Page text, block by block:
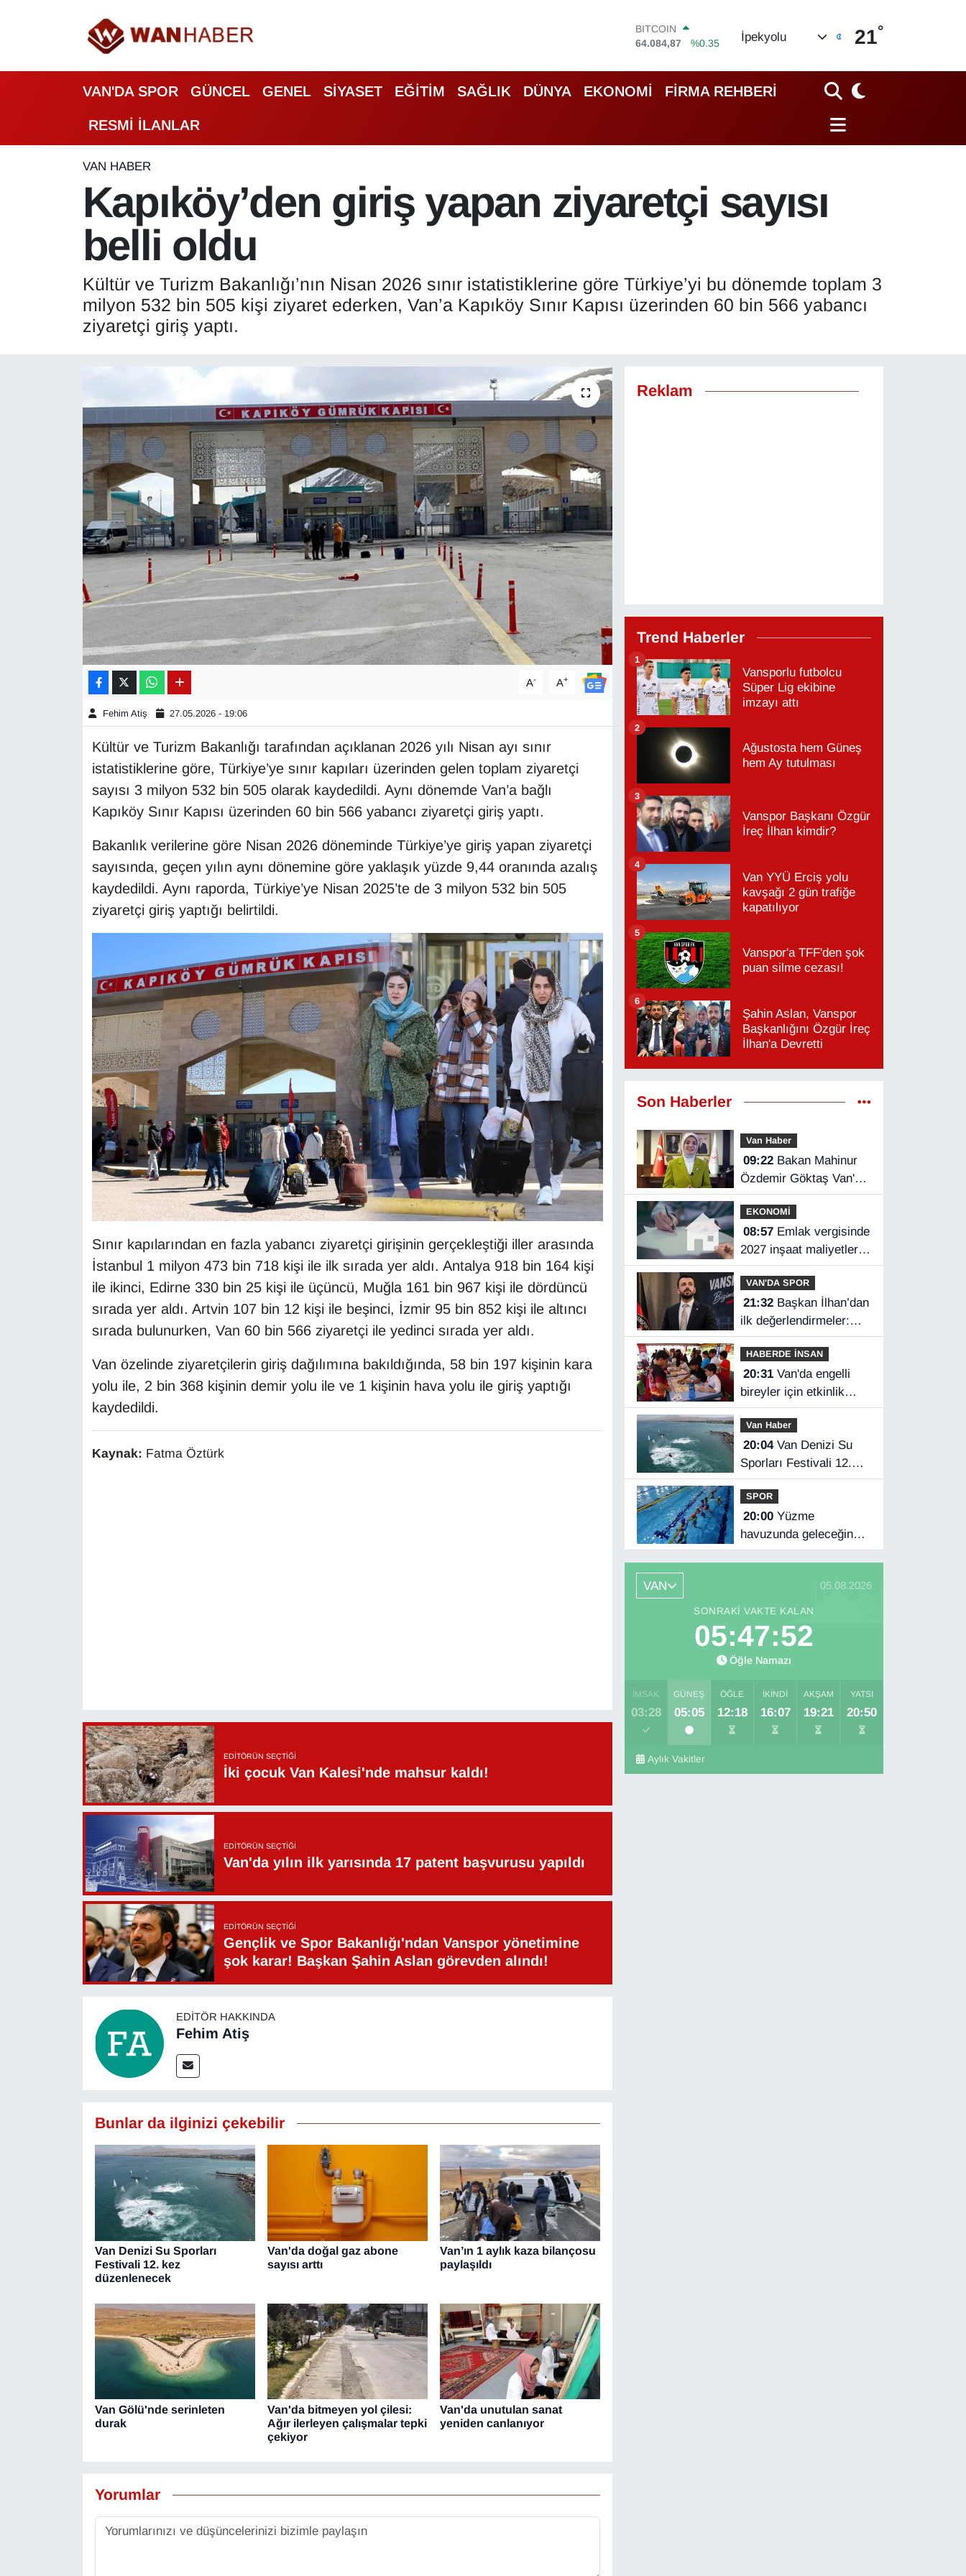
DOLAR
47,5760
%0.1
55,0126
%0.29
STERLİN
64,1794
%0.29
BİST100
64.084,87
%0.35
İpekyolu 21°
VAN'DA SPOR GÜNCEL GENEL SİYASET EĞİTİM SAĞLIK DÜNYA EKONOMİ FİRMA REHBERİ
RESMİ İLANLAR
VAN HABER
Kapıköy’den giriş yapan ziyaretçi sayısı
belli oldu
Kültür ve Turizm Bakanlığı’nın Nisan 2026 sınır istatistiklerine göre Türkiye’yi bu dönemde toplam 3
milyon 532 bin 505 kişi ziyaret ederken, Van’a Kapıköy Sınır Kapısı üzerinden 60 bin 566 yabancı
ziyaretçi giriş yaptı.
A- A+
Fehim Atiş 27.05.2026 - 19:06
Kültür ve Turizm Bakanlığı tarafından açıklanan 2026 yılı Nisan ayı sınır
istatistiklerine göre, Türkiye’ye sınır kapıları üzerinden gelen toplam ziyaretçi
sayısı 3 milyon 532 bin 505 olarak kaydedildi. Aynı dönemde Van’a bağlı
Kapıköy Sınır Kapısı üzerinden 60 bin 566 yabancı ziyaretçi giriş yaptı.
Bakanlık verilerine göre Nisan 2026 döneminde Türkiye’ye giriş yapan ziyaretçi
sayısında, geçen yılın aynı dönemine göre yaklaşık yüzde 9,44 oranında azalış
kaydedildi. Aynı raporda, Türkiye’ye Nisan 2025’te de 3 milyon 532 bin 505
ziyaretçi giriş yaptığı belirtildi.
Sınır kapılarından en fazla yabancı ziyaretçi girişinin gerçekleştiği iller arasında
İstanbul 1 milyon 473 bin 718 kişi ile ilk sırada yer aldı. Antalya 918 bin 164 kişi
ile ikinci, Edirne 330 bin 25 kişi ile üçüncü, Muğla 161 bin 967 kişi ile dördüncü
sırada yer aldı. Artvin 107 bin 12 kişi ile beşinci, İzmir 95 bin 852 kişi ile altıncı
sırada bulunurken, Van 60 bin 566 ziyaretçi ile yedinci sırada yer aldı.
Van özelinde ziyaretçilerin giriş dağılımına bakıldığında, 58 bin 197 kişinin kara
yolu ile, 2 bin 368 kişinin demir yolu ile ve 1 kişinin hava yolu ile giriş yaptığı
kaydedildi.
Kaynak: Fatma Öztürk
EDITÖRÜN SEÇTIĞI
İki çocuk Van Kalesi'nde mahsur kaldı!
EDITÖRÜN SEÇTIĞI
Van'da yılın ilk yarısında 17 patent başvurusu yapıldı
EDITÖRÜN SEÇTIĞI
Gençlik ve Spor Bakanlığı'ndan Vanspor yönetimine
şok karar! Başkan Şahin Aslan görevden alındı!
EDITÖR HAKKINDA
Fehim Atiş
Bunlar da ilginizi çekebilir
Van Denizi Su Sporları
Festivali 12. kez
düzenlenecek
Van'da doğal gaz abone
sayısı arttı
Van’ın 1 aylık kaza bilançosu
paylaşıldı
Van Gölü'nde serinleten
durak
Van'da bitmeyen yol çilesi:
Ağır ilerleyen çalışmalar tepki
çekiyor
Van'da unutulan sanat
yeniden canlanıyor
Yorumlar
Reklam
Trend Haberler
Vansporlu futbolcu
Süper Lig ekibine
imzayı attı
1
Ağustosta hem Güneş
hem Ay tutulması
2
Vanspor Başkanı Özgür
İreç İlhan kimdir?
3
Van YYÜ Erciş yolu
kavşağı 2 gün trafiğe
kapatılıyor
4
Vanspor'a TFF'den şok
puan silme cezası!
5
Şahin Aslan, Vanspor
Başkanlığını Özgür İreç
İlhan'a Devretti
6
Son Haberler
Van Haber
09:22Bakan Mahinur
Özdemir Göktaş Van'a
geliyor
EKONOMİ
08:57Emlak vergisinde
2027 inşaat maliyetleri
netleşti
VAN'DA SPOR
21:32Başkan İlhan’dan
ilk değerlendirmeler:
Kongre kararı Vanspor’u
uçuruma
sürükleyebilirdi!
HABERDE İNSAN
20:31Van'da engelli
bireyler için etkinlik
düzenlendi
Van Haber
20:04Van Denizi Su
Sporları Festivali 12.
kez düzenlenecek
SPOR
20:00Yüzme
havuzunda geleceğin
sporcuları yetişiyor
VAN 05.08.2026
SONRAKI VAKTE KALAN
05:47:51
Öğle Namazı
İMSAK
03:28
GÜNEŞ
05:05
ÖĞLE
12:18
İKINDI
16:07
AKŞAM
19:21
YATSI
20:50
Aylık Vakitler
ASAYİŞ
BİLİM VE TEKNOLOJİ
Biyografi
Bölge Haberleri
Deprem
Dernekler, Odalar
EĞİTİM
EKONOMİ
Eleman
En çok konuşulanlar
GENEL
HABERDE İNSAN
Kamu Alımları
Kim Kimdir?
Kültür & Sanat
MAGAZİN
ONE EKONOMİ
POLİTİKA
Resmi İlanlar
RÖPORTAJ
TEKNOLOJİ
Van Nöbetçi Eczaneler
Van Hava Durumu
Van Namaz Vakitleri
Van Trafik Yoğunluk Haritası
Süper Lig Puan Durumu ve Fikstür
Tüm Manşetler
Son Dakika Haberleri
Haber Arşivi